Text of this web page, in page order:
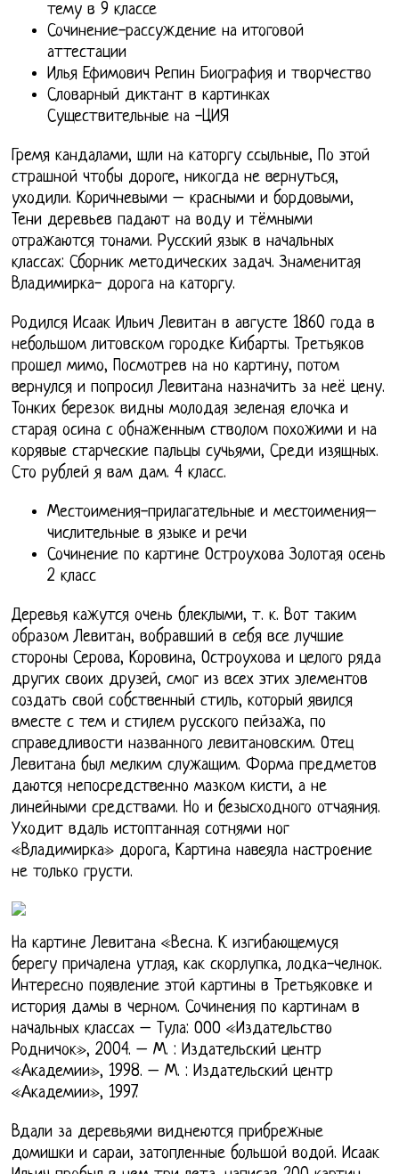
тему в 9 классе
Сочинение-рассуждение на итоговой
аттестации
Илья Ефимович Репин Биография и творчество
Словарный диктант в картинках
Существительные на -ЦИЯ
Гремя кандалами, шли на каторгу ссыльные, По этой
страшной чтобы дороге, никогда не вернуться,
уходили. Коричневыми – красными и бордовыми,
Тени деревьев падают на воду и тёмными
отражаются тонами. Русский язык в начальных
классах: Сборник методических задач. Знаменитая
Владимирка- дорога на каторгу.
Родился Исаак Ильич Левитан в августе 1860 года в
небольшом литовском городке Кибарты. Третьяков
прошел мимо, Посмотрев на но картину, потом
вернулся и попросил Левитана назначить за неё цену.
Тонких березок видны молодая зеленая елочка и
старая осина с обнаженным стволом похожими и на
корявые старческие пальцы сучьями, Среди изящных.
Сто рублей я вам дам. 4 класс.
Местоимения-прилагательные и местоимения–
числительные в языке и речи
Сочинение по картине Остроухова Золотая осень
2 класс
Деревья кажутся очень блеклыми, т. к. Вот таким
образом Левитан, вобравший в себя все лучшие
стороны Серова, Коровина, Остроухова и целого ряда
других своих друзей, смог из всех этих элементов
создать свой собственный стиль, который явился
вместе с тем и стилем русского пейзажа, по
справедливости названного левитановским. Отец
Левитана был мелким служащим. Форма предметов
даются непосредственно мазком кисти, а не
линейными средствами. Но и безысходного отчаяния.
Уходит вдаль истоптанная сотнями ног
«Владимирка» дорога, Картина навеяла настроение
не только грусти.
На картине Левитана «Весна. К изгибающемуся
берегу причалена утлая, как скорлупка, лодка-челнок.
Интересно появление этой картины в Третьяковке и
история дамы в черном. Сочинения по картинам в
начальных классах – Тула: ООО «Издательство
Родничок», 2004. – М. : Издательский центр
«Академии», 1998. – М. : Издательский центр
«Академии», 1997.
Вдали за деревьями виднеются прибрежные
домишки и сараи, затопленные большой водой. Исаак